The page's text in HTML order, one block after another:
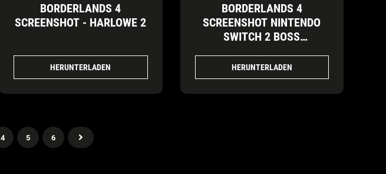
BORDERLANDS 4
SCREENSHOT - HARLOWE 2
HERUNTERLADEN
BORDERLANDS 4
SCREENSHOT NINTENDO
SWITCH 2 BOSS
HERUNTERLADEN
4 5 6